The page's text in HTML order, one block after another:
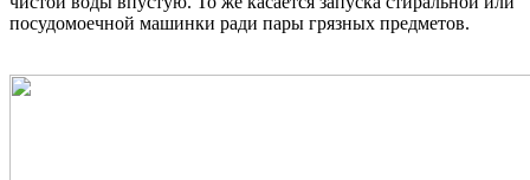
посудомоечной машинки ради пары грязных предметов.